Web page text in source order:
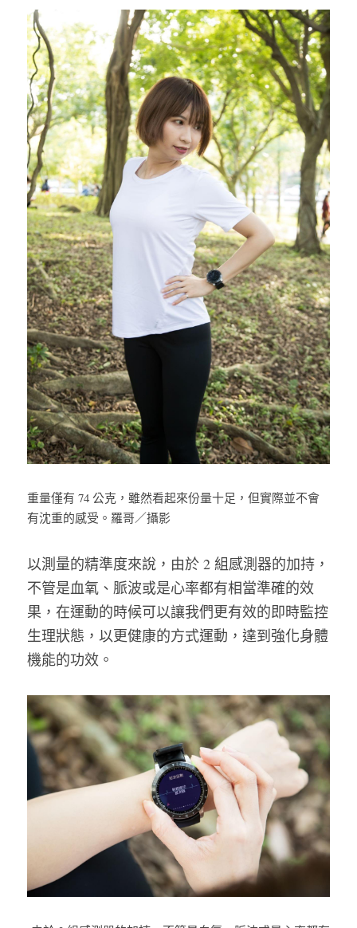
重量僅有 74 公克，雖然看起來份量十足，但實際並不會
有沈重的感受。羅哥／攝影
以測量的精準度來說，由於 2 組感測器的加持，
不管是血氧、脈波或是心率都有相當準確的效
果，在運動的時候可以讓我們更有效的即時監控
生理狀態，以更健康的方式運動，達到強化身體
機能的功效。